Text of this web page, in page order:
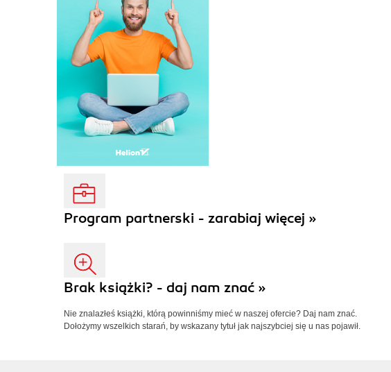
Program partnerski - zarabiaj więcej »
Brak książki? - daj nam znać »
Nie znalazłeś książki, którą powinniśmy mieć w naszej ofercie? Daj nam znać.
Dołożymy wszelkich starań, by wskazany tytuł jak najszybciej się u nas pojawił.